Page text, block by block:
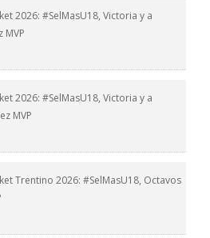
2026: #SelMasU18, Victoria y a
MVP
2026: #SelMasU18, Victoria y a
MVP
Trentino 2026: #SelMasU18, Octavos